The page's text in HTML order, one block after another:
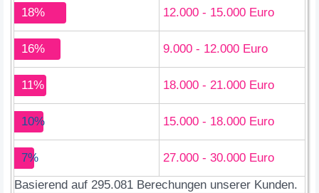
18% 12.000 - 15.000 Euro
16% 9.000 - 12.000 Euro
11% 18.000 - 21.000 Euro
10% 15.000 - 18.000 Euro
7%
27.000 - 30.000 Euro
Basierend auf 295.081 Berechungen unserer Kunden.